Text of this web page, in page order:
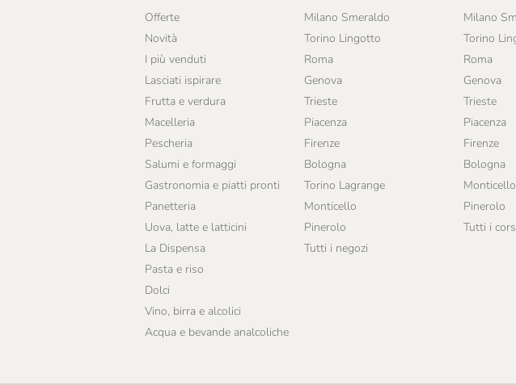
Offerte
Novità
I più venduti
Lasciati ispirare
Frutta e verdura
Macelleria
Pescheria
Salumi e formaggi
Gastronomia e piatti pronti
Panetteria
Uova, latte e latticini
La Dispensa
Pasta e riso
Dolci
Vino, birra e alcolici
Acqua e bevande analcoliche
Milano Smeraldo
Torino Lingotto
Roma
Genova
Trieste
Piacenza
Firenze
Bologna
Torino Lagrange
Monticello
Pinerolo
Tutti i negozi
Milano
Torino
Roma
Genova
Trieste
Piacenza
Firenze
Bologna
Pinerolo
Tutti i